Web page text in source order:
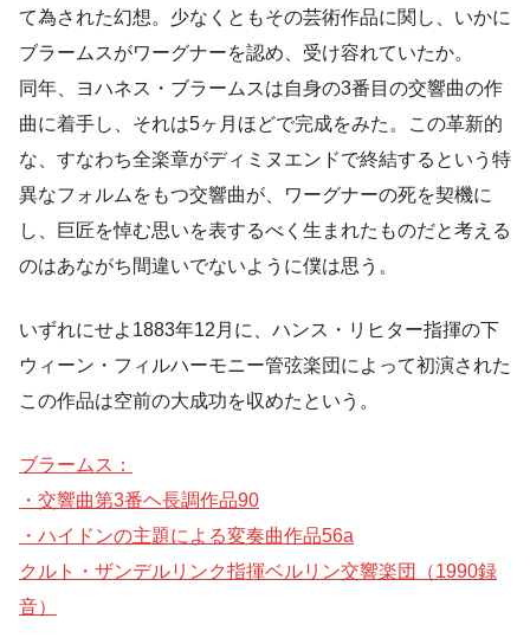
て為された幻想。少なくともその芸術作品に関し、いかに
ブラームスがワーグナーを認め、受け容れていたか。
同年、ヨハネス・ブラームスは自身の3番目の交響曲の作
曲に着手し、それは5ヶ月ほどで完成をみた。この革新的
な、すなわち全楽章がディミヌエンドで終結するという特
異なフォルムをもつ交響曲が、ワーグナーの死を契機に
し、巨匠を悼む思いを表するべく生まれたものだと考える
のはあながち間違いでないように僕は思う。
いずれにせよ1883年12月に、ハンス・リヒター指揮の下
ウィーン・フィルハーモニー管弦楽団によって初演された
この作品は空前の大成功を収めたという。
ブラームス：
・交響曲第3番ヘ長調作品90
・ハイドンの主題による変奏曲作品56a
クルト・ザンデルリンク指揮ベルリン交響楽団（1990録
音）